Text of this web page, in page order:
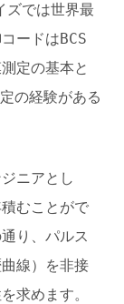
では世界最
ードはBCS
定の基本と
の経験がある
ニアとし
むことがで
り、パルス
線）を非接
求めます。